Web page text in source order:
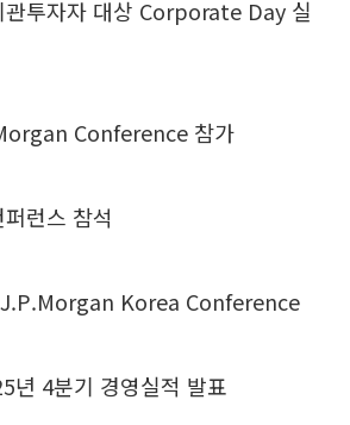
투자자 대상 Corporate Day 실
Conference 참가
런스 참석
Korea Conference
4분기 경영실적 발표